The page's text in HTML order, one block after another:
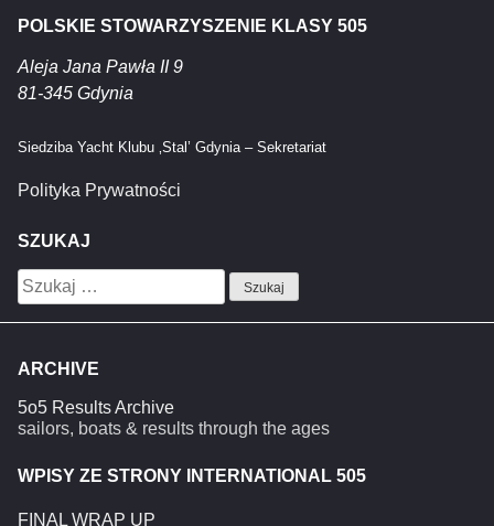
POLSKIE STOWARZYSZENIE KLASY 505
Aleja Jana Pawła II 9
81-345 Gdynia
Siedziba Yacht Klubu ‚Stal’ Gdynia – Sekretariat
Polityka Prywatności
SZUKAJ
Szukaj:
ARCHIVE
5o5 Results Archive
sailors, boats & results through the ages
WPISY ZE STRONY INTERNATIONAL 505
FINAL WRAP UP